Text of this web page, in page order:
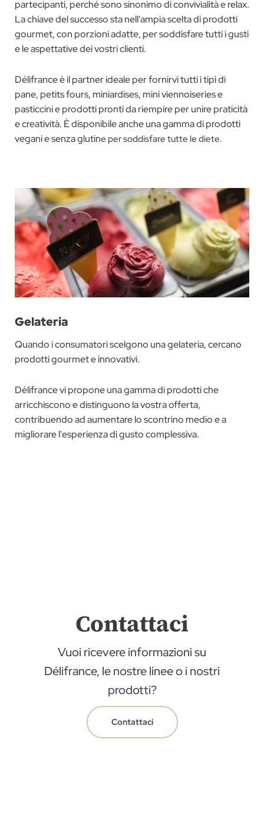
partecipanti, perché sono sinonimo di convivialità e relax.
La chiave del successo sta nell'ampia scelta di prodotti
gourmet, con porzioni adatte, per soddisfare tutti i gusti
e le aspettative dei vostri clienti.
Délifrance è il partner ideale per fornirvi tutti i tipi di
pane, petits fours, miniardises, mini viennoiseries e
pasticcini e prodotti pronti da riempire per unire praticità
e creatività. È disponibile anche una gamma di prodotti
vegani e senza glutine per soddisfare tutte le diete.
Gelateria
Quando i consumatori scelgono una gelateria, cercano
prodotti gourmet e innovativi.
Délifrance vi propone una gamma di prodotti che
arricchiscono e distinguono la vostra offerta,
contribuendo ad aumentare lo scontrino medio e a
migliorare l'esperienza di gusto complessiva.
Contattaci
Vuoi ricevere informazioni su
Délifrance, le nostre linee o i nostri
prodotti?
Contattaci